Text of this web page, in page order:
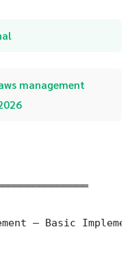
management
— Basic